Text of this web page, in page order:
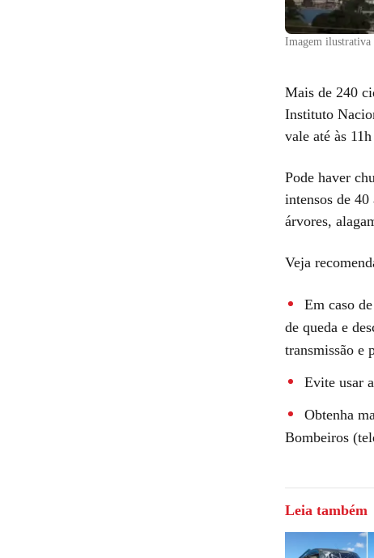
Imagem ilustrativa
Mais de 240
Instituto
vale até às
Pode haver
intensos de
árvores,
Veja
Em caso
de queda e
transmissão e
Evite usar
Obtenha
Bombeiros
Leia também